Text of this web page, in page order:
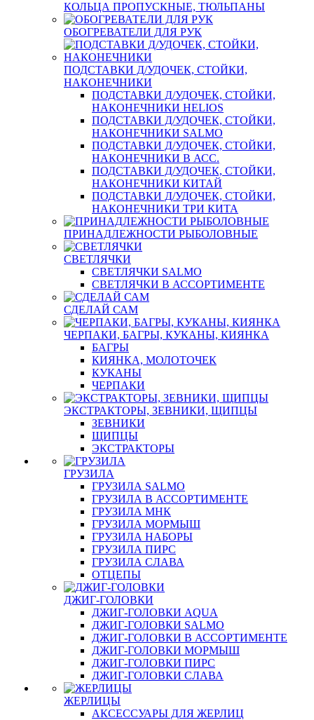
КОЛЬЦА ПРОПУСКНЫЕ, ТЮЛЬПАНЫ
ОБОГРЕВАТЕЛИ ДЛЯ РУК
ПОДСТАВКИ Д/УДОЧЕК, СТОЙКИ,
НАКОНЕЧНИКИ
ПОДСТАВКИ Д/УДОЧЕК, СТОЙКИ,
НАКОНЕЧНИКИ HELIOS
ПОДСТАВКИ Д/УДОЧЕК, СТОЙКИ,
НАКОНЕЧНИКИ SALMO
ПОДСТАВКИ Д/УДОЧЕК, СТОЙКИ,
НАКОНЕЧНИКИ В АСС.
ПОДСТАВКИ Д/УДОЧЕК, СТОЙКИ,
НАКОНЕЧНИКИ КИТАЙ
ПОДСТАВКИ Д/УДОЧЕК, СТОЙКИ,
НАКОНЕЧНИКИ ТРИ КИТА
ПРИНАДЛЕЖНОСТИ РЫБОЛОВНЫЕ
СВЕТЛЯЧКИ
СВЕТЛЯЧКИ SALMO
СВЕТЛЯЧКИ В АССОРТИМЕНТЕ
СДЕЛАЙ САМ
ЧЕРПАКИ, БАГРЫ, КУКАНЫ, КИЯНКА
БАГРЫ
КИЯНКА, МОЛОТОЧЕК
КУКАНЫ
ЧЕРПАКИ
ЭКСТРАКТОРЫ, ЗЕВНИКИ, ЩИПЦЫ
ЗЕВНИКИ
ЩИПЦЫ
ЭКСТРАКТОРЫ
ГРУЗИЛА
ГРУЗИЛА SALMO
ГРУЗИЛА В АССОРТИМЕНТЕ
ГРУЗИЛА МНК
ГРУЗИЛА МОРМЫШ
ГРУЗИЛА НАБОРЫ
ГРУЗИЛА ПИРС
ГРУЗИЛА СЛАВА
ОТЦЕПЫ
ДЖИГ-ГОЛОВКИ
ДЖИГ-ГОЛОВКИ AQUA
ДЖИГ-ГОЛОВКИ SALMO
ДЖИГ-ГОЛОВКИ В АССОРТИМЕНТЕ
ДЖИГ-ГОЛОВКИ МОРМЫШ
ДЖИГ-ГОЛОВКИ ПИРС
ДЖИГ-ГОЛОВКИ СЛАВА
ЖЕРЛИЦЫ
АКСЕССУАРЫ ДЛЯ ЖЕРЛИЦ